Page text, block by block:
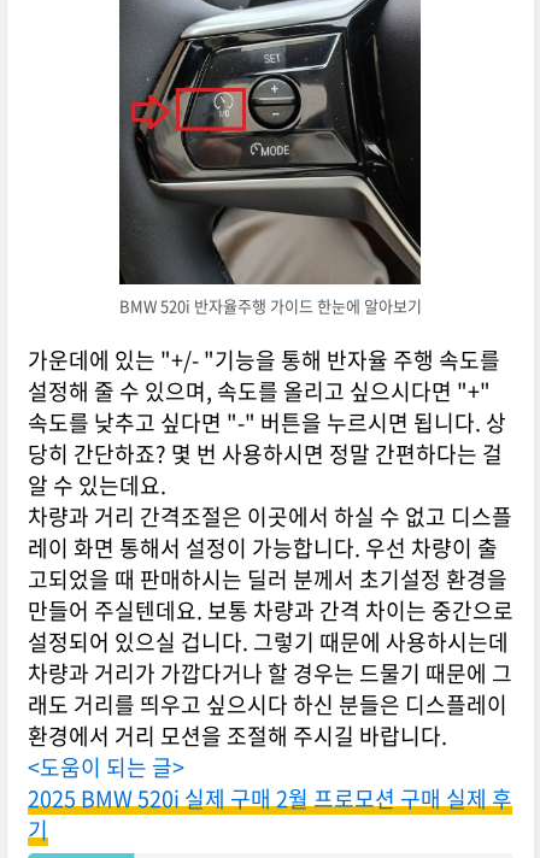
BMW 520i 반자율주행 가이드 한눈에 알아보기
가운데에 있는 "+/- "기능을 통해 반자율 주행 속도를
설정해 줄 수 있으며, 속도를 올리고 싶으시다면 "+"
속도를 낮추고 싶다면 "-" 버튼을 누르시면 됩니다. 상
당히 간단하죠? 몇 번 사용하시면 정말 간편하다는 걸
알 수 있는데요.
차량과 거리 간격조절은 이곳에서 하실 수 없고 디스플
레이 화면 통해서 설정이 가능합니다. 우선 차량이 출
고되었을 때 판매하시는 딜러 분께서 초기설정 환경을
만들어 주실텐데요. 보통 차량과 간격 차이는 중간으로
설정되어 있으실 겁니다. 그렇기 때문에 사용하시는데
차량과 거리가 가깝다거나 할 경우는 드물기 때문에 그
래도 거리를 띄우고 싶으시다 하신 분들은 디스플레이
환경에서 거리 모션을 조절해 주시길 바랍니다.
<도움이 되는 글>
2025 BMW 520i 실제 구매 2월 프로모션 구매 실제 후
기